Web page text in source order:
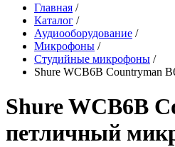
Главная /
Каталог /
Аудиооборудование /
Микрофоны /
Студийные микрофоны /
Shure WCB6B Countryman
Shure WCB6B
петличный